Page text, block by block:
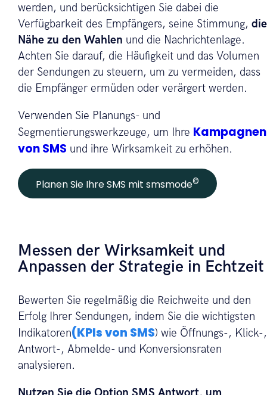
werden, und berücksichtigen Sie dabei die
Verfügbarkeit des Empfängers, seine Stimmung, die
Nähe zu den Wahlen und die Nachrichtenlage.
Achten Sie darauf, die Häufigkeit und das Volumen
der Sendungen zu steuern, um zu vermeiden, dass
die Empfänger ermüden oder verärgert werden.
Verwenden Sie Planungs- und
Segmentierungswerkzeuge, um Ihre Kampagnen
von SMS und ihre Wirksamkeit zu erhöhen.
Planen Sie Ihre SMS mit smsmode©
Messen der Wirksamkeit und
Anpassen der Strategie in Echtzeit
Bewerten Sie regelmäßig die Reichweite und den
Erfolg Ihrer Sendungen, indem Sie die wichtigsten
Indikatoren(KPIs von SMS) wie Öffnungs-, Klick-,
Antwort-, Abmelde- und Konversionsraten
analysieren.